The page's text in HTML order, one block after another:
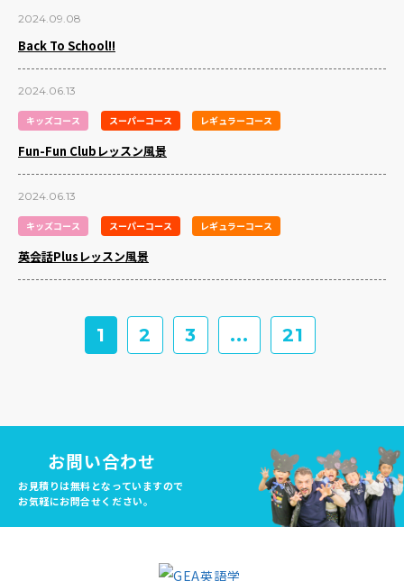
2024.09.08
Back To School!!
2024.06.13
キッズコース スーパーコース レギュラーコース
Fun-Fun Clubレッスン風景
2024.06.13
キッズコース スーパーコース レギュラーコース
英会話Plusレッスン風景
1 2 3 ... 21
お問い合わせ
お見積りは無料となっていますので
お気軽にお問合せください。